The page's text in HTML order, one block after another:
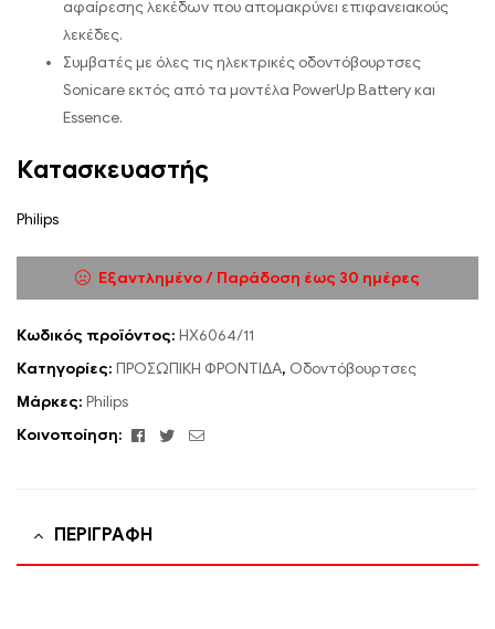
αφαίρεσης λεκέδων που απομακρύνει επιφανειακούς
λεκέδες.
Συμβατές με όλες τις ηλεκτρικές οδοντόβουρτσες
Sonicare εκτός από τα μοντέλα PowerUp Battery και
Essence.
Κατασκευαστής
Philips
Εξαντλημένο / Παράδοση έως 30 ημέρες
Κωδικός προϊόντος: HX6064/11
Κατηγορίες: ΠΡΟΣΩΠΙΚΗ ΦΡΟΝΤΙΔΑ, Οδοντόβουρτσες
Μάρκες: Philips
Κοινοποίηση:
Facebook
TwitterEmail
ΠΕΡΙΓΡΑΦΉ